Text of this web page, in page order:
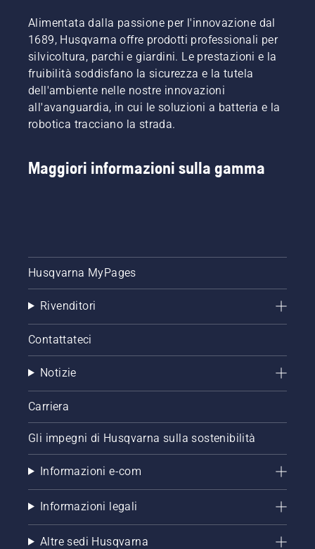
Alimentata dalla passione per l'innovazione dal
1689, Husqvarna offre prodotti professionali per
silvicoltura, parchi e giardini. Le prestazioni e la
fruibilità soddisfano la sicurezza e la tutela
dell'ambiente nelle nostre innovazioni
all'avanguardia, in cui le soluzioni a batteria e la
robotica tracciano la strada.
Maggiori informazioni sulla gamma
Husqvarna MyPages
Rivenditori
Contattateci
Notizie
Carriera
Gli impegni di Husqvarna sulla sostenibilità
Informazioni e-com
Informazioni legali
Altre sedi Husqvarna